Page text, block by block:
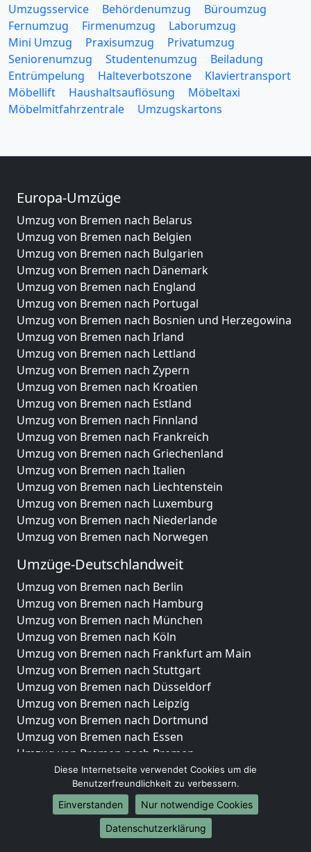
Umzugsservice Behördenumzug
Büroumzug
Fernumzug
Firmenumzug
Laborumzug
Mini Umzug
Praxisumzug
Privatumzug
Seniorenumzug
Studentenumzug
Beiladung
Entrümpelung
Halteverbotszone
Klaviertransport
Möbellift
Haushaltsauflösung
Möbeltaxi
Möbelmitfahrzentrale
Umzugskartons
Europa-Umzüge
Umzug von Bremen nach Belarus
Umzug von Bremen nach Belgien
Umzug von Bremen nach Bulgarien
Umzug von Bremen nach Dänemark
Umzug von Bremen nach England
Umzug von Bremen nach Portugal
Umzug von Bremen nach Bosnien und Herzegowina
Umzug von Bremen nach Irland
Umzug von Bremen nach Lettland
Umzug von Bremen nach Zypern
Umzug von Bremen nach Kroatien
Umzug von Bremen nach Estland
Umzug von Bremen nach Finnland
Umzug von Bremen nach Frankreich
Umzug von Bremen nach Griechenland
Umzug von Bremen nach Italien
Umzug von Bremen nach Liechtenstein
Umzug von Bremen nach Luxemburg
Umzug von Bremen nach Niederlande
Umzug von Bremen nach Norwegen
Umzüge-Deutschlandweit
Umzug von Bremen nach Berlin
Umzug von Bremen nach Hamburg
Umzug von Bremen nach München
Umzug von Bremen nach Köln
Umzug von Bremen nach Frankfurt am Main
Umzug von Bremen nach Stuttgart
Umzug von Bremen nach Düsseldorf
Umzug von Bremen nach Leipzig
Umzug von Bremen nach Dortmund
Umzug von Bremen nach Essen
Umzug von Bremen nach Bremen
Umzug von Bremen nach Dresden
Umzug von Bremen nach Hannover
Umzug von Bremen nach Nürnberg
Umzug von Bremen nach Duisburg
Umzug von Bremen nach Bochum
Diese Internetseite verwendet Cookies um die
Benutzerfreundlichkeit zu verbessern.
Einverstanden
Nur notwendige Cookies
Datenschutzerklärung